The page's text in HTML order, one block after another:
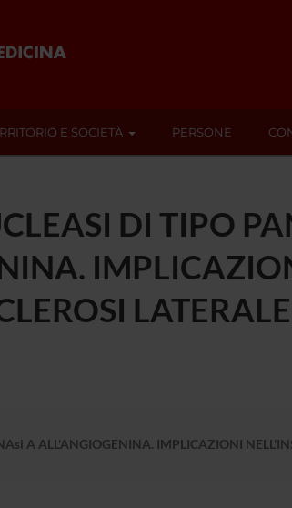
E SOCIETÀ PERSONE
DI TIPO
A ALL'ANGIOGENINA. IMPLICAZIONI